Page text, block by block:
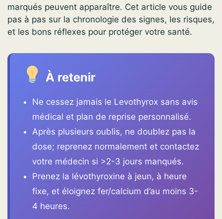
marqués peuvent apparaître. Cet article vous guide
pas à pas sur la chronologie des signes, les risques,
et les bons réflexes pour protéger votre santé.
À retenir
Ne cessez jamais le Levothyrox sans avis
médical et plan de reprise personnalisé.
Après plusieurs oublis, ne doublez pas la
dose; reprenez normalement et contactez
votre médecin si >2-3 jours manqués.
Prenez la lévothyroxine à jeun, à heure
fixe, et éloignez fer/calcium d’au moins 3-
4 heures.